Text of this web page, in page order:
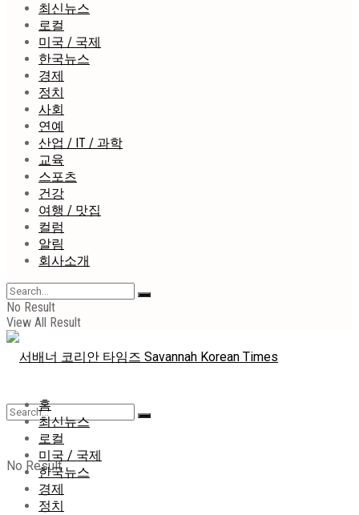
최신뉴스
로컬
미국 / 국제
한국뉴스
경제
정치
사회
연예
산업 / IT / 과학
교육
스포츠
건강
여행 / 맛집
컬럼
알림
회사소개
No Result
View All Result
No Result
홈
최신뉴스
로컬
미국 / 국제
한국뉴스
경제
정치